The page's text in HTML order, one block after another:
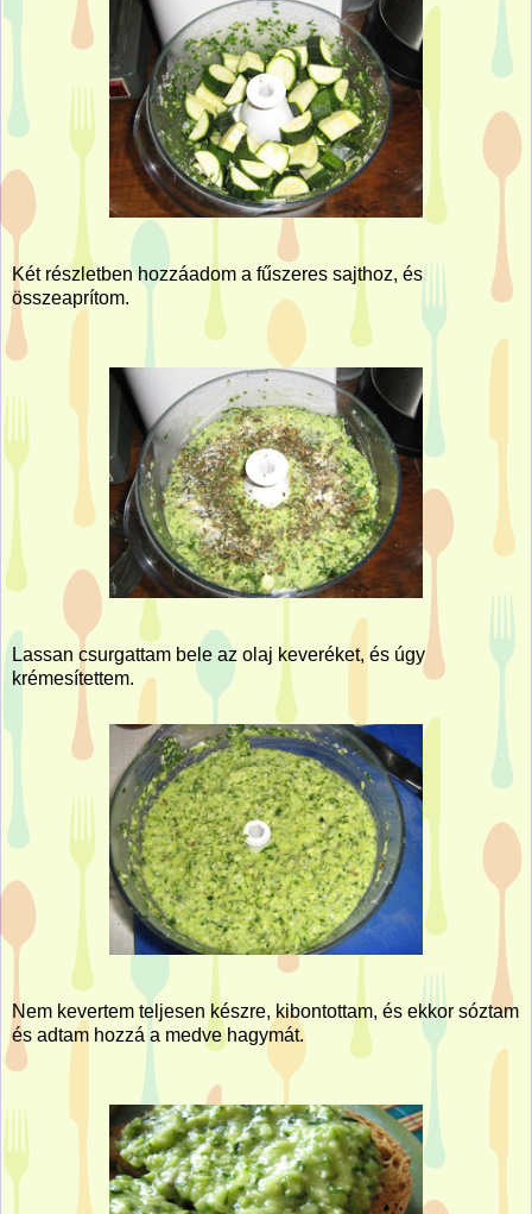
Két részletben hozzáadom a fűszeres sajthoz, és
összeaprítom.
Lassan csurgattam bele az olaj keveréket, és úgy
krémesítettem.
Nem kevertem teljesen készre, kibontottam, és ekkor sóztam
és adtam hozzá a medve hagymát.